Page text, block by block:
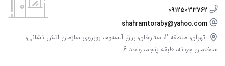
09125033762
shahramtoraby@yahoo.com
تهران، منطقه 2، ستارخان، برق آلستوم، روبروی سازمان اتش نشانی،
ساختمان جوانه، طبقه پنجم، واحد 6